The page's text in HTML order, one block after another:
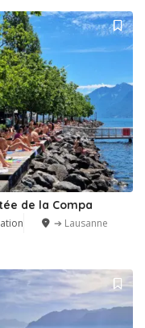
de la Compa
➔ Lausanne